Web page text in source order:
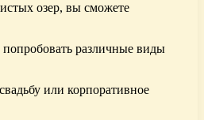
озер, вы сможете
попробовать различные виды
или корпоративное